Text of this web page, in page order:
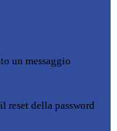
un messaggio
reset della password